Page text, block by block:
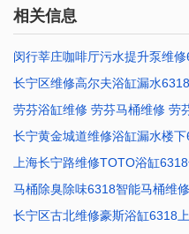
相关信息
闵行莘庄咖啡厅污水提升泵维
长宁区维修高尔夫浴缸漏水
劳芬浴缸维修 劳芬马桶维修 劳
长宁黄金城道维修浴缸漏水楼
上海长宁路维修TOTO浴缸
马桶除臭除味6318智能马桶维
长宁区古北维修豪斯浴缸6318